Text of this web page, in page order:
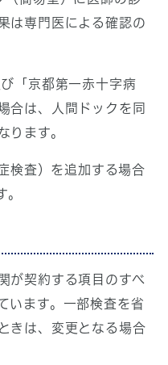
は専門医による確認の
「京都第一赤十字病
合は、人間ドックを同
ります。
査）を追加する場合
が契約する項目のすべ
います。一部検査を省
きは、変更となる場合